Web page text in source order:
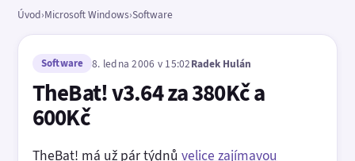
Úvod›Microsoft Windows›Software
Software 8. ledna 2006 v 15:02Radek Hulán
TheBat! v3.64 za 380Kč a
600Kč
TheBat! má už pár týdnů velice zajímavou